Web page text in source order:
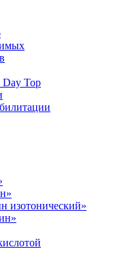
Day Top
изотонический»